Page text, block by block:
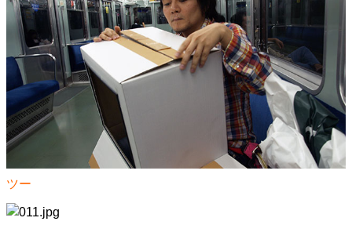
ツー